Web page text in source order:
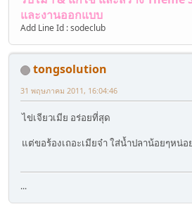
และงานออกแบบ
Add Line Id : sodeclub
tongsolution
31 พฤษภาคม 2011, 16:04:46
ไข่เจียวเมีย อร่อยที่สุด
แต่ขอร้องเถอะเมียจ๋า ใส่น้ำปลาน้อยๆหน่อ
...